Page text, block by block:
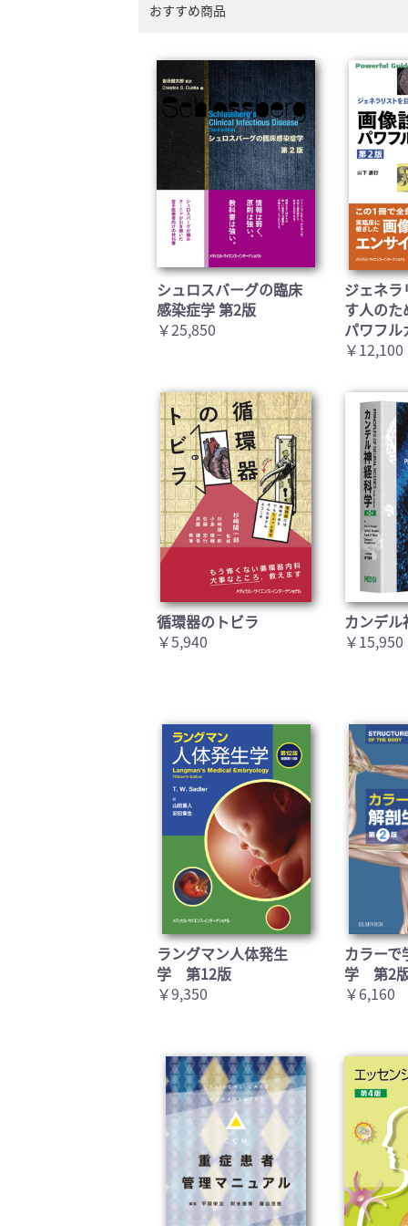
おすすめ商品
シュロスバーグの臨床
感染症学 第2版
￥25,850
ジェネラ
す人のた
パワフル
￥12,100
循環器のトビラ
￥5,940
カンデ
￥15,950
ラングマン人体発生
学 第12版
￥9,350
カラー
学 第2
￥6,160